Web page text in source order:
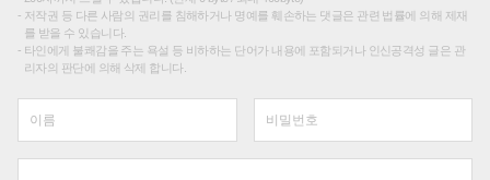
저작권 등 다른 사람의 권리를 침해하거나 명예를 훼손하는 댓글은 관련 법률에 의해 제재
를 받을 수 있습니다.
타인에게 불쾌감을 주는 욕설 등 비하하는 단어가 내용에 포함되거나 인신공격성 글은 관
리자의 판단에 의해 삭제 합니다.